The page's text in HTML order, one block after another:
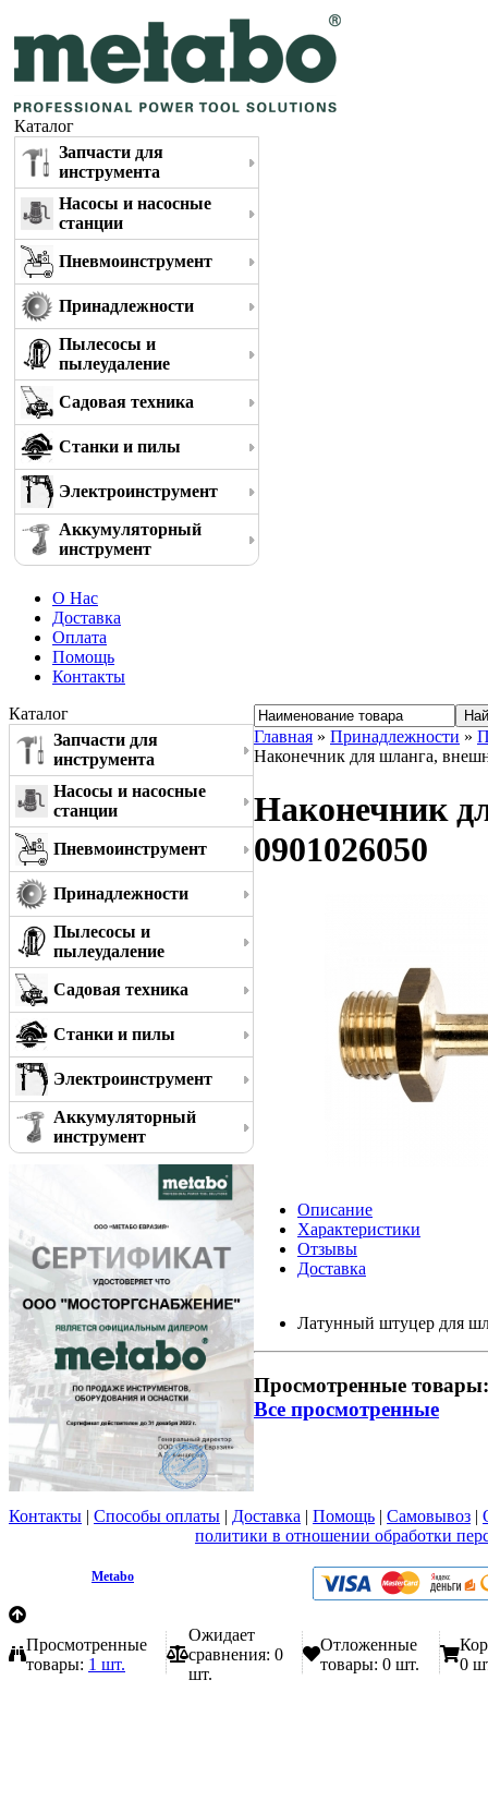
Каталог
Запчасти для
инструмента
Насосы и насосные
станции
Пневмоинструмент
Принадлежности
Пылесосы и
пылеудаление
Садовая техника
Станки и пилы
Электроинструмент
Аккумуляторный
инструмент
О Нас
Доставка
Оплата
Помощь
Контакты
Каталог
Запчасти для
инструмента
Насосы и насосные
станции
Пневмоинструмент
Принадлежности
Пылесосы и
пылеудаление
Садовая техника
Станки и пилы
Электроинструмент
Аккумуляторный
инструмент
Главная » Принадлежности »
Наконечник для шланга,
Наконечник
0901026050
Описание
Характеристики
Отзывы
Доставка
Латунный штуцер для
Просмотренные товары:
Все просмотренные
Контакты | Способы оплаты | Доставка | Помощь | Самовывоз |
политики в отношении обработки
Metabo
Просмотренные
товары: 1 шт.
Ожидает
сравнения: 0
шт.
Отложенные
товары: 0 шт.
0